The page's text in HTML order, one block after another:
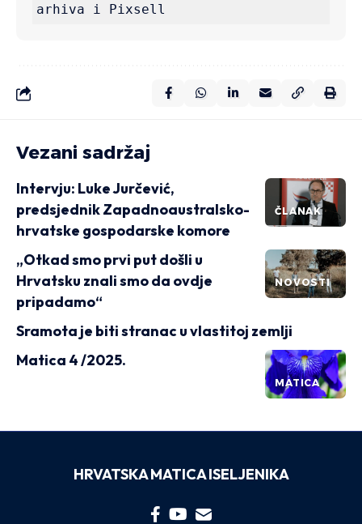
arhiva i Pixsell
Vezani sadržaj
ČLANAK
Intervju: Luke Jurčević,
predsjednik Zapadnoaustralsko-
hrvatske gospodarske komore
NOVOSTI
„Otkad smo prvi put došli u
Hrvatsku znali smo da ovdje
pripadamo“
Sramota je biti stranac u vlastitoj zemlji
MATICA
Matica 4 /2025.
HRVATSKA MATICA ISELJENIKA